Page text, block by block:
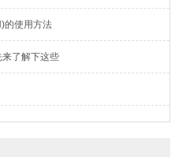
的使用方法
了解下这些